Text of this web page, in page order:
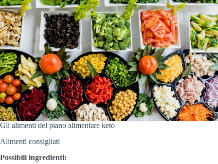
Gli alimenti del piano alimentare keto
Alimenti consigliati
Possibili ingredienti: